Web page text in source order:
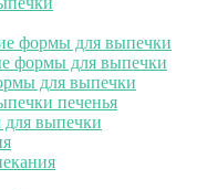
формы для выпечки
формы для выпечки
для выпечки
печенья
выпечки